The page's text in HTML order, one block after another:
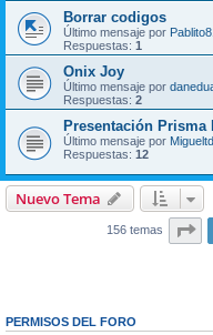
Borrar codigos
Último mensaje por
Respuestas: 1
Onix Joy
Último mensaje por
Respuestas: 2
Presentación Prisma
Último mensaje por
Respuestas: 12
Nuevo Tema
156 temas
PERMISOS DEL FORO